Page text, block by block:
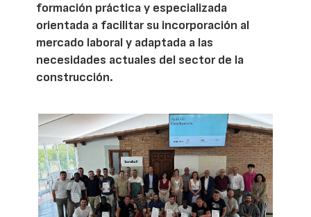
formación práctica y especializada
orientada a facilitar su incorporación al
mercado laboral y adaptada a las
necesidades actuales del sector de la
construcción.